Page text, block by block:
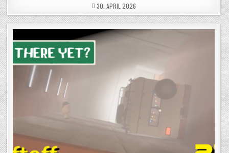
POSTED ON
30. APRIL 2026